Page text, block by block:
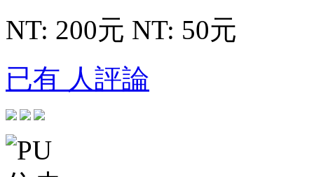
NT: 200元 NT: 50元
已有 人評論